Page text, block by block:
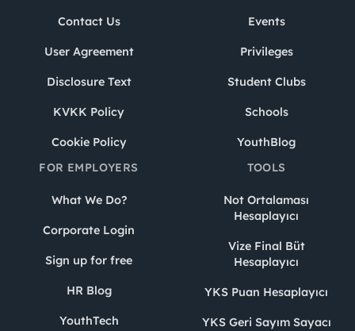
Contact Us
User Agreement
Disclosure Text
KVKK Policy
Cookie Policy
Events
Privileges
Student Clubs
Schools
YouthBlog
FOR EMPLOYERS
What We Do?
Corporate Login
Sign up for free
HR Blog
YouthTech
TOOLS
Not Ortalaması
Hesaplayıcı
Vize Final Büt
Hesaplayıcı
YKS Puan Hesaplayıcı
YKS Geri Sayım Sayacı